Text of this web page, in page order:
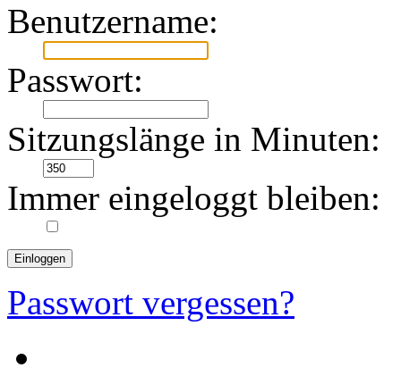
Benutzername:
Passwort:
Sitzungslänge in Minuten:
Immer eingeloggt bleiben:
Passwort vergessen?